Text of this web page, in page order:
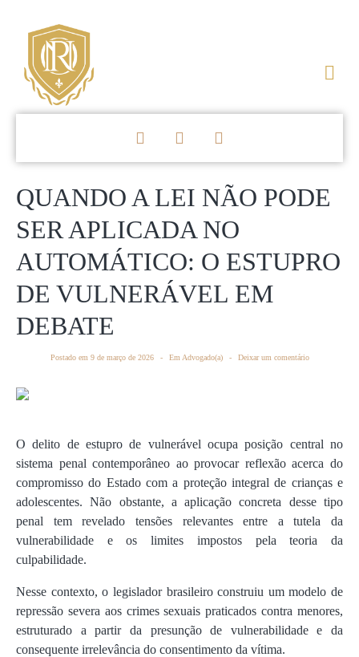
QUANDO A LEI NÃO PODE
SER APLICADA NO
AUTOMÁTICO: O ESTUPRO
DE VULNERÁVEL EM
DEBATE
Postado em 9 de março de 2026 Em Advogado(a) Deixar um comentário
O delito de estupro de vulnerável ocupa posição central no
sistema penal contemporâneo ao provocar reflexão acerca do
compromisso do Estado com a proteção integral de crianças e
adolescentes. Não obstante, a aplicação concreta desse tipo
penal tem revelado tensões relevantes entre a tutela da
vulnerabilidade e os limites impostos pela teoria da
culpabilidade.
Nesse contexto, o legislador brasileiro construiu um modelo de
repressão severa aos crimes sexuais praticados contra menores,
estruturado a partir da presunção de vulnerabilidade e da
consequente irrelevância do consentimento da vítima.